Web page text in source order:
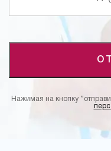
Нажимая на кнопку